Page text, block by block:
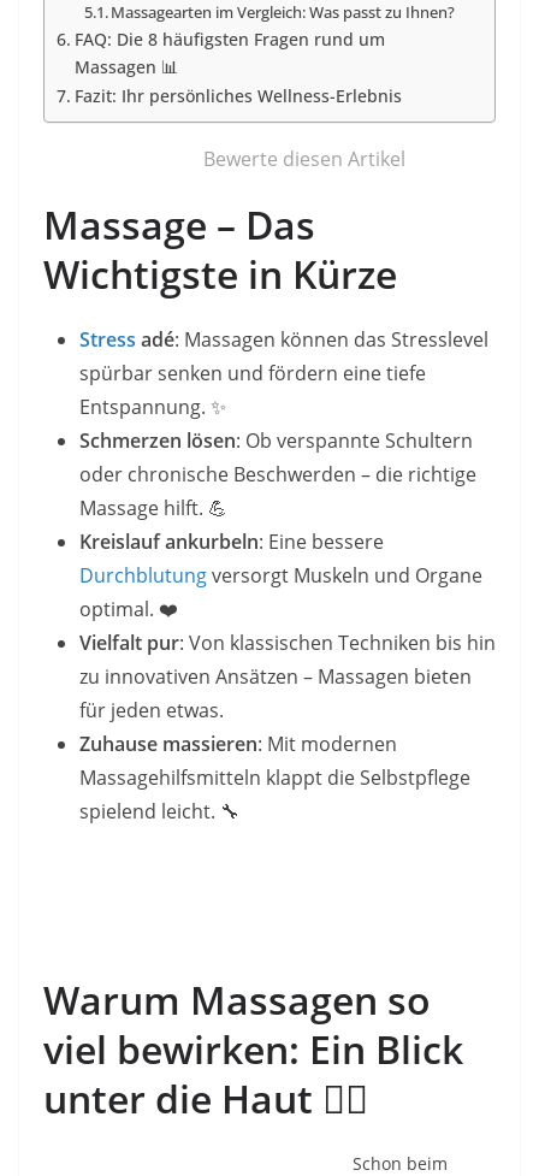
Massagearten im Vergleich: Was passt zu Ihnen?
FAQ: Die 8 häufigsten Fragen rund um
Massagen 📊
Fazit: Ihr persönliches Wellness-Erlebnis
Bewerte diesen Artikel
Massage – Das
Wichtigste in Kürze
Stress adé: Massagen können das Stresslevel
spürbar senken und fördern eine tiefe
Entspannung. ✨
Schmerzen lösen: Ob verspannte Schultern
oder chronische Beschwerden – die richtige
Massage hilft. 💪
Kreislauf ankurbeln: Eine bessere
Durchblutungversorgt Muskeln und Organe
optimal. ❤️
Vielfalt pur: Von klassischen Techniken bis hin
zu innovativen Ansätzen – Massagen bieten
für jeden etwas.
Zuhause massieren: Mit modernen
Massagehilfsmitteln klappt die Selbstpflege
spielend leicht. 🔧
Warum Massagen so
viel bewirken: Ein Blick
unter die Haut 🏋️‍♂️
Schon beim